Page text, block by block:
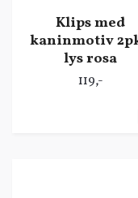
Klips med
kaninmotiv
lys rosa
119,-